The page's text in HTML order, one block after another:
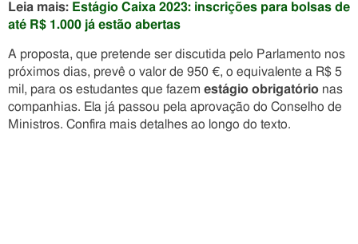
Leia mais: Estágio Caixa 2023: inscrições para bolsas de
até R$ 1.000 já estão abertas
A proposta, que pretende ser discutida pelo Parlamento nos
próximos dias, prevê o valor de 950 €, o equivalente a R$ 5
mil, para os estudantes que fazem estágio obrigatório nas
companhias. Ela já passou pela aprovação do Conselho de
Ministros. Confira mais detalhes ao longo do texto.